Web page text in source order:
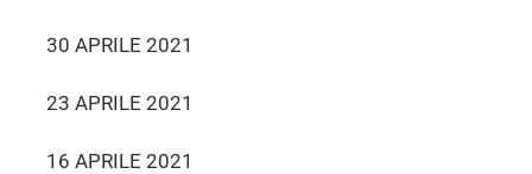
30 APRILE 2021
23 APRILE 2021
16 APRILE 2021